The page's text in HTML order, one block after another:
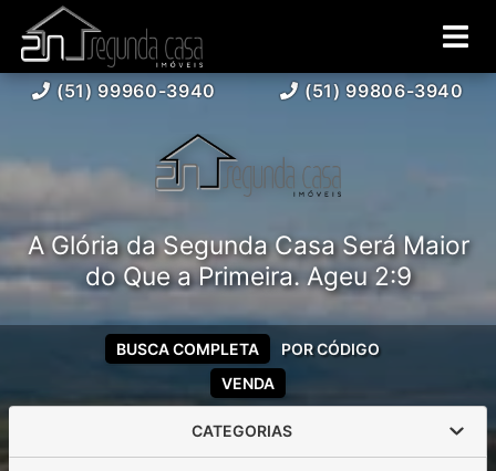
(51) 99960-3940 (51) 99806-3940
A Glória da Segunda Casa Será Maior
do Que a Primeira. Ageu 2:9
VENDA
BUSCA COMPLETA POR CÓDIGO
CATEGORIAS